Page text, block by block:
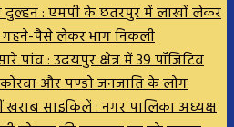
दुल्हन : एमपी के छतरपुर में लाखों लेकर
गहने-पैसे लेकर भाग निकली
पांव : उदयपुर क्षेत्र में 39 पॉजिटिव
और पण्डो जनजाति के लोग
खराब साइकिलें : नगर पालिका अध्यक्ष